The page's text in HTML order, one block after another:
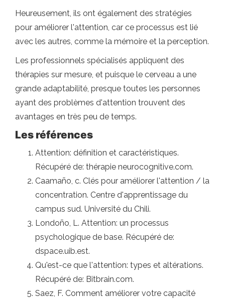
Heureusement, ils ont également des stratégies
pour améliorer l'attention, car ce processus est lié
avec les autres, comme la mémoire et la perception.
Les professionnels spécialisés appliquent des
thérapies sur mesure, et puisque le cerveau a une
grande adaptabilité, presque toutes les personnes
ayant des problèmes d'attention trouvent des
avantages en très peu de temps.
Les références
Attention: définition et caractéristiques.
Récupéré de: thérapie neurocognitive.com.
Caamaño, c. Clés pour améliorer l'attention / la
concentration. Centre d'apprentissage du
campus sud. Université du Chili.
Londoño, L. Attention: un processus
psychologique de base. Récupéré de:
dspace.uib.est.
Qu'est-ce que l'attention: types et altérations.
Récupéré de: Bitbrain.com.
Saez, F. Comment améliorer votre capacité